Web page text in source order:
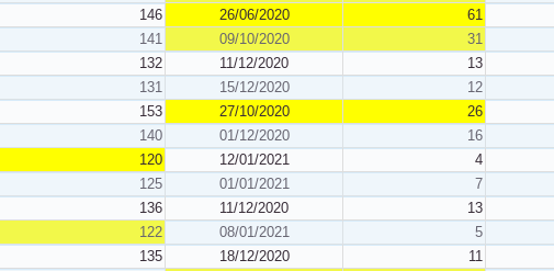
146 26/06/2020 61
141 09/10/2020 31
132 11/12/2020 13
131 15/12/2020 12
153 27/10/2020 26
140 01/12/2020 16
120 12/01/2021 4
125 01/01/2021 7
136 11/12/2020 13
122 08/01/2021 5
135 18/12/2020 11